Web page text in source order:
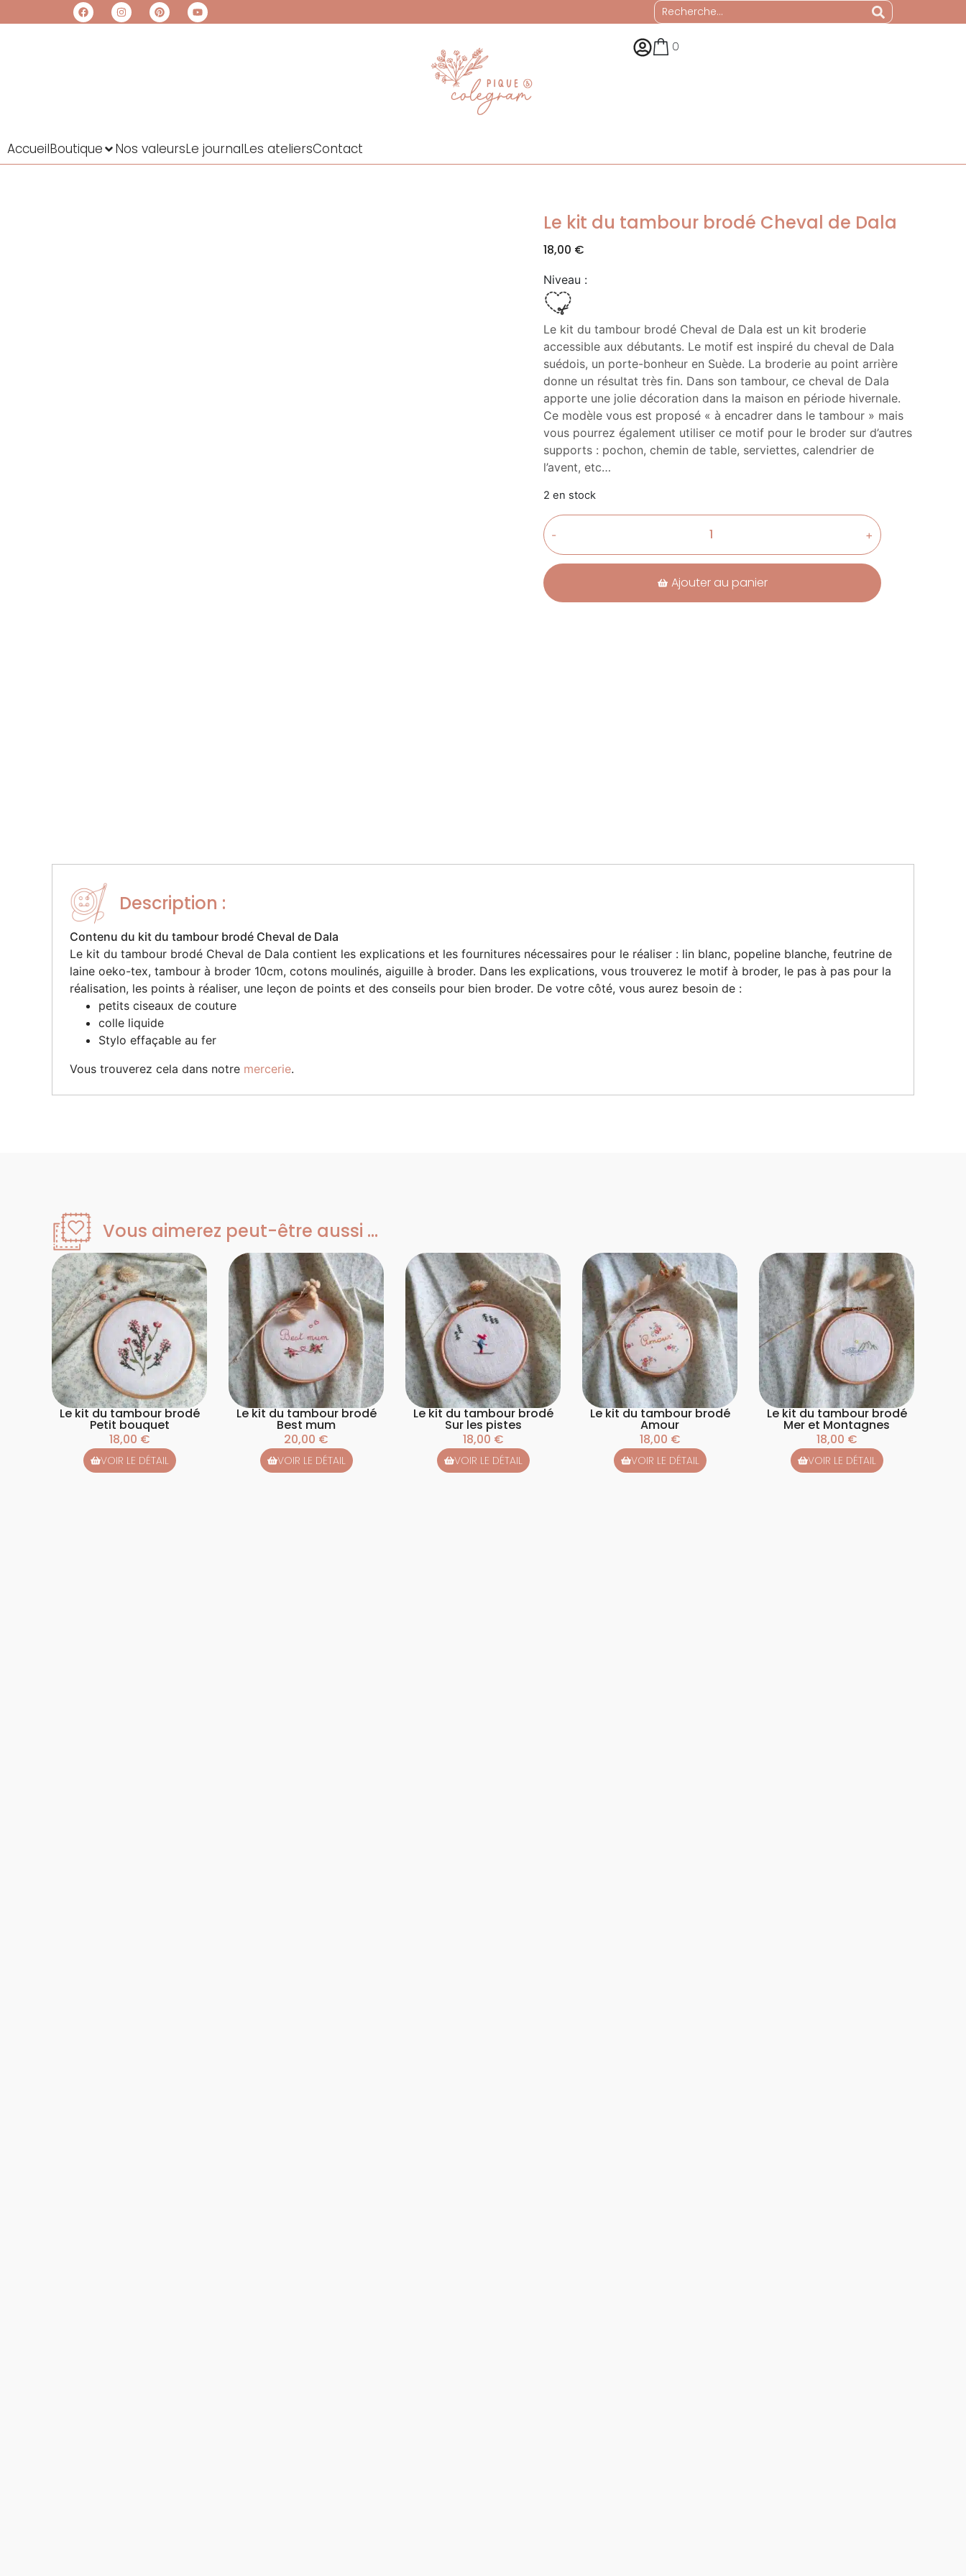
0
AccueilBoutique Nos valeursLe journalLes ateliersContact
Le kit du tambour brodé Cheval de Dala
18,00 €
Niveau :
Le kit du tambour brodé Cheval de Dala est un kit broderie
accessible aux débutants. Le motif est inspiré du cheval de Dala
suédois, un porte-bonheur en Suède. La broderie au point arrière
donne un résultat très fin. Dans son tambour, ce cheval de Dala
apporte une jolie décoration dans la maison en période hivernale.
Ce modèle vous est proposé « à encadrer dans le tambour » mais
vous pourrez également utiliser ce motif pour le broder sur d’autres
supports : pochon, chemin de table, serviettes, calendrier de
l’avent, etc…
2 en stock
- +
Ajouter au panier
Description :
Contenu du kit du tambour brodé Cheval de Dala
Le kit du tambour brodé Cheval de Dala contient les explications et les fournitures nécessaires pour le réaliser : lin blanc, popeline blanche, feutrine de
laine oeko-tex, tambour à broder 10cm, cotons moulinés, aiguille à broder. Dans les explications, vous trouverez le motif à broder, le pas à pas pour la
réalisation, les points à réaliser, une leçon de points et des conseils pour bien broder. De votre côté, vous aurez besoin de :
petits ciseaux de couture
colle liquide
Stylo effaçable au fer
Vous trouverez cela dans notre mercerie.
Vous aimerez peut-être aussi ...
Le kit du tambour brodé
Petit bouquet
18,00 €
VOIR LE DÉTAIL
Le kit du tambour brodé
Best mum
20,00 €
VOIR LE DÉTAIL
Le kit du tambour brodé
Sur les pistes
18,00 €
VOIR LE DÉTAIL
Le kit du tambour brodé
Amour
18,00 €
VOIR LE DÉTAIL
Le kit du tambour brodé
Mer et Montagnes
18,00 €
VOIR LE DÉTAIL